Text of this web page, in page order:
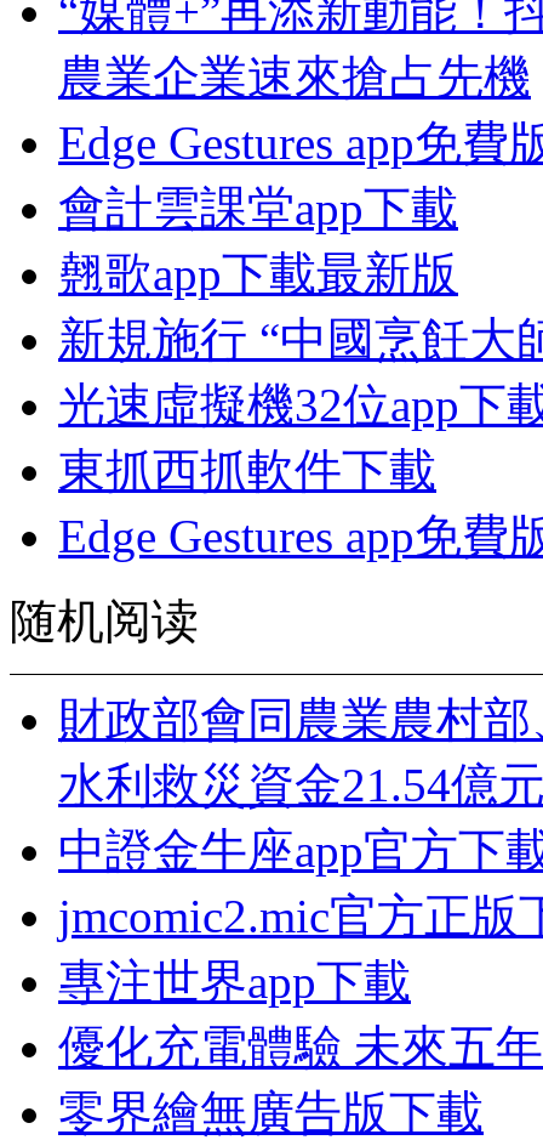
“媒體+”再添新動能！
農業企業速來搶占先機
Edge Gestures app免費
會計雲課堂app下載
翹歌app下載最新版
新規施行 “中國烹飪大
光速虛擬機32位app下
東抓西抓軟件下載
Edge Gestures app免費
随机阅读
財政部會同農業農村
水利救災資金21.54億
中證金牛座app官方下
jmcomic2.mic官方正版
專注世界app下載
優化充電體驗 未來五
零界繪無廣告版下載